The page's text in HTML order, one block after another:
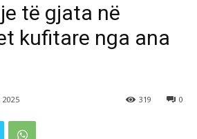
të gjata në
kufitare nga ana
2025 0
319